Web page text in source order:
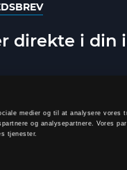
medier og til at analysere vores
og analysepartnere. Vores
tjenester.
direkte i din